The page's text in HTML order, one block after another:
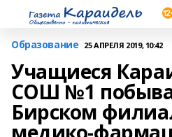
Образование 25 АПРЕЛЯ 2019, 10:42
Учащиеся
СОШ №1
Бирском